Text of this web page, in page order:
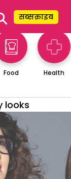
सब्सक्राइब
Food Health
looks